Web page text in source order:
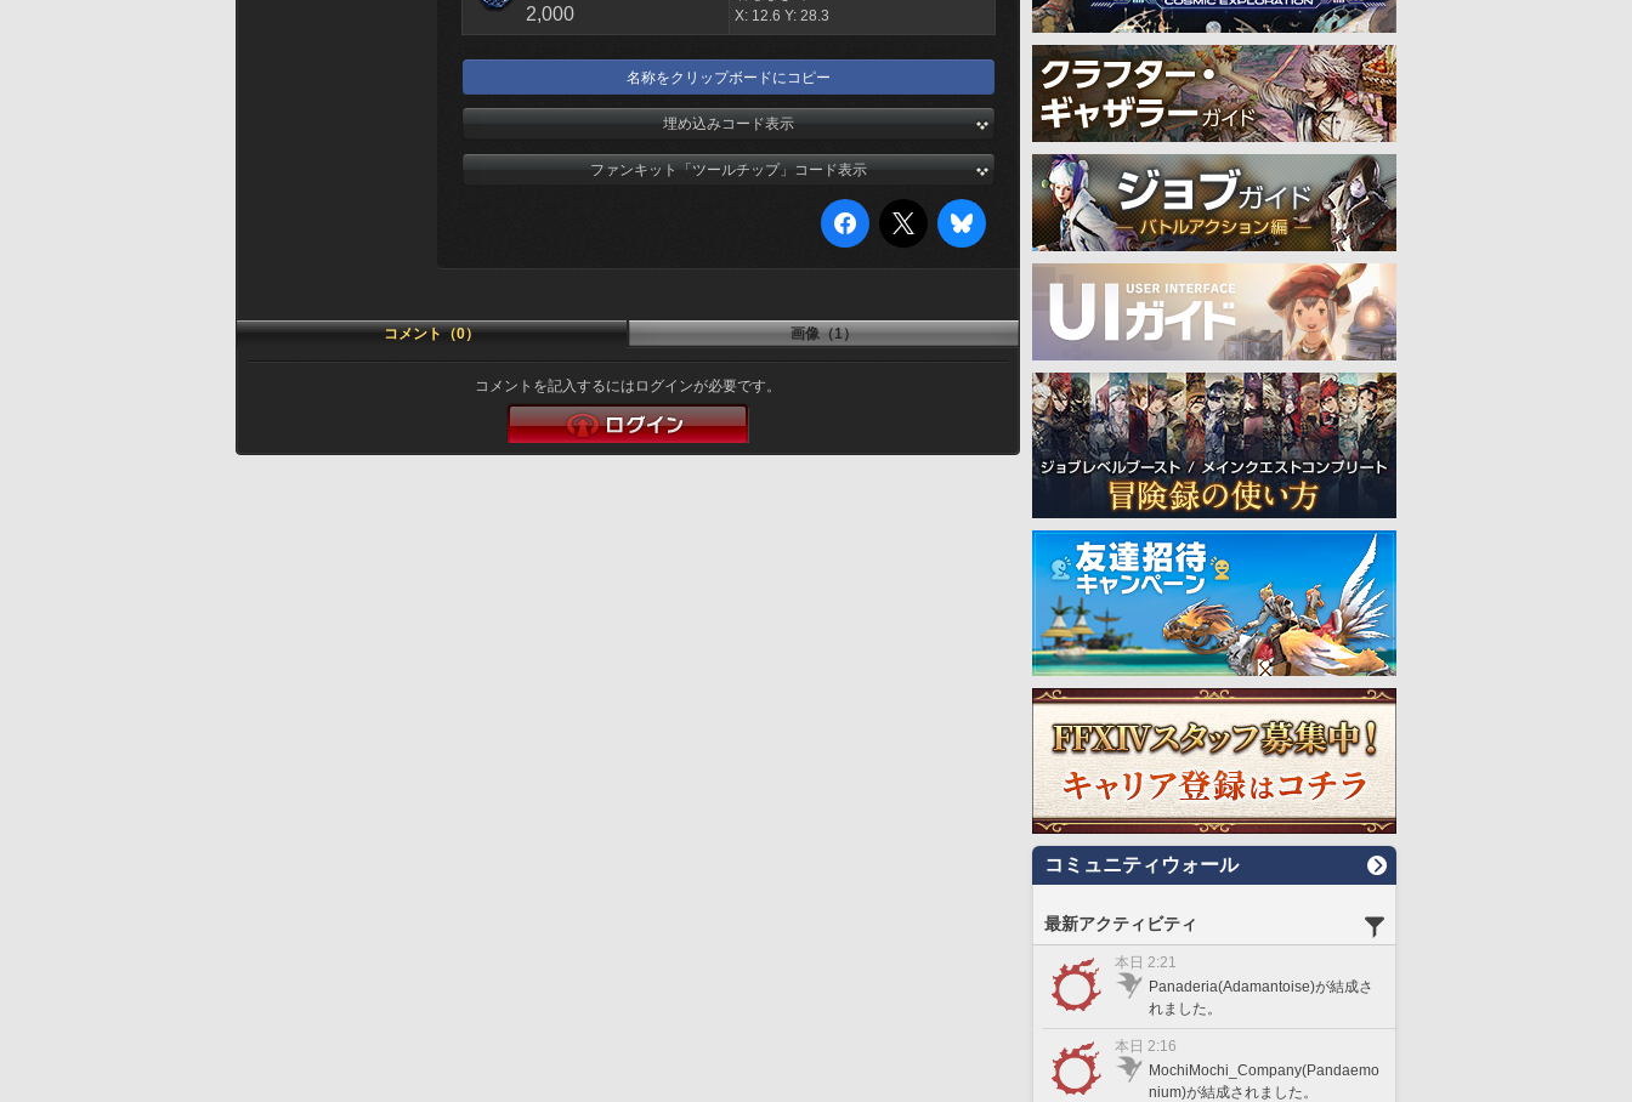
2,000
X: 12.6 Y: 28.3
名称をクリップボードにコピー
埋め込みコード表示
ファンキット「ツールチップ」コード表示
コメント（0） 画像（1）
コメントを記入するにはログインが必要です。
コミュニティウォール
最新アクティビティ
本日 2:21
Panaderia(Adamantoise)が結成さ
れました。
本日 2:16
MochiMochi_Company(Pandaemo
nium)が結成されました。